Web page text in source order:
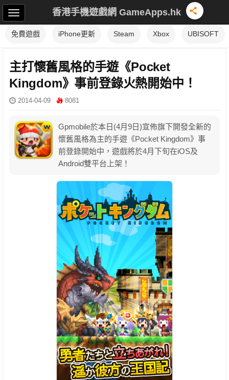
香港手機遊戲網 GameApps.hk
免費遊戲 iPhone更新 Steam Xbox UBISOFT
主打懷舊風格的手遊《Pocket
Kingdom》事前登錄火熱開始中！
2014-04-09 8081
Gpmobile於本日(4月9日)宣佈旗下開發全新的
懷舊風格為主的手遊《Pocket Kingdom》事
前登錄開始中，遊戲將於4月下旬在iOS及
Android雙平台上架！